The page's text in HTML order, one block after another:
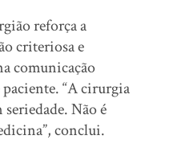
reforça a
criteriosa e
comunicação
“A cirurgia
Não é
conclui.